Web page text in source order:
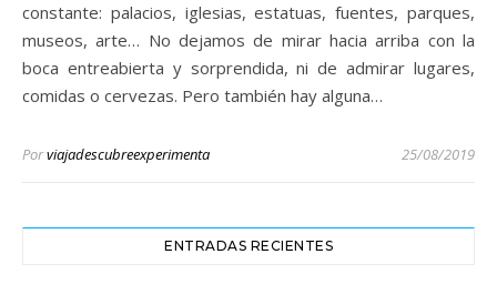
constante: palacios, iglesias, estatuas, fuentes, parques,
museos, arte… No dejamos de mirar hacia arriba con la
boca entreabierta y sorprendida, ni de admirar lugares,
comidas o cervezas. Pero también hay alguna…
Porviajadescubreexperimenta 25/08/2019
ENTRADAS RECIENTES